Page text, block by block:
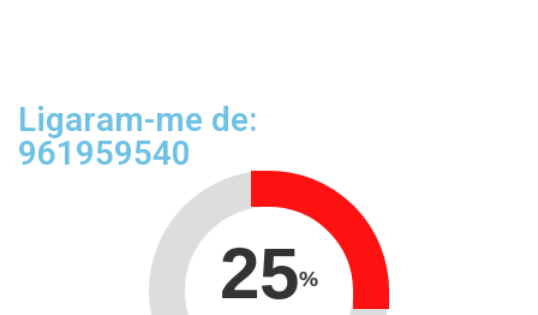
Ligaram-me de:
961959540
25%